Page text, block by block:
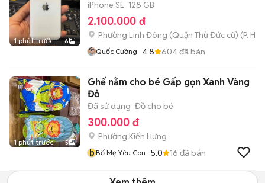
1 phút trước 6
iPhone SE 128 GB
2.100.000 đ
Phường Linh Đông (Quận Thủ Đức cũ) (P.
Quốc Cường 4.8 604đã bán
1 phút trước 5
Ghế nằm cho bé Gấp gọn Xanh Vàng
Đỏ
Đã sử dụng Đồ cho bé
300.000 đ
Phường Kiến Hưng
bBố Mẹ Yêu Con 5.0 16 đã bán